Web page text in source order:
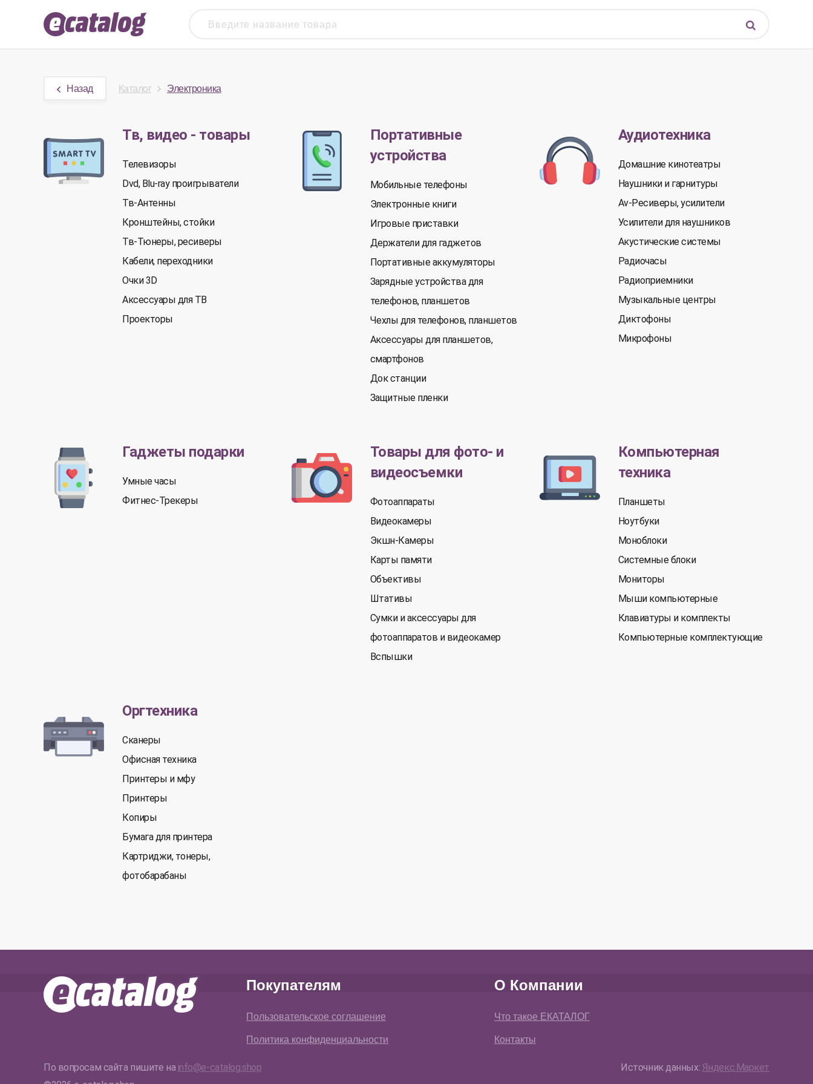
Назад Каталог Электроника
Тв, видео - товары
Телевизоры
Dvd, Blu-ray проигрыватели
Тв-Антенны
Кронштейны, стойки
Тв-Тюнеры, ресиверы
Кабели, переходники
Очки 3D
Аксессуары для ТВ
Проекторы
Портативные
устройства
Мобильные телефоны
Электронные книги
Игровые приставки
Держатели для гаджетов
Портативные аккумуляторы
Зарядные устройства для
телефонов, планшетов
Чехлы для телефонов, планшетов
Аксессуары для планшетов,
смартфонов
Док станции
Защитные пленки
Аудиотехника
Домашние кинотеатры
Наушники и гарнитуры
Av-Ресиверы, усилители
Усилители для наушников
Акустические системы
Радиочасы
Радиоприемники
Музыкальные центры
Диктофоны
Микрофоны
Гаджеты подарки
Умные часы
Фитнес-Трекеры
Товары для фото- и
видеосъемки
Фотоаппараты
Видеокамеры
Экшн-Камеры
Карты памяти
Объективы
Штативы
Сумки и аксессуары для
фотоаппаратов и видеокамер
Вспышки
Компьютерная
техника
Планшеты
Ноутбуки
Моноблоки
Системные блоки
Мониторы
Мыши компьютерные
Клавиатуры и комплекты
Компьютерные комплектующие
Оргтехника
Сканеры
Офисная техника
Принтеры и мфу
Принтеры
Копиры
Бумага для принтера
Картриджи, тонеры,
фотобарабаны
Покупателям
Пользовательское соглашение
Политика конфиденциальности
О Компании
Что такое ЕКАТАЛОГ
Контакты
По вопросам сайта пишите на info@e-catalog.shop
Источник данных: Яндекс.Маркет